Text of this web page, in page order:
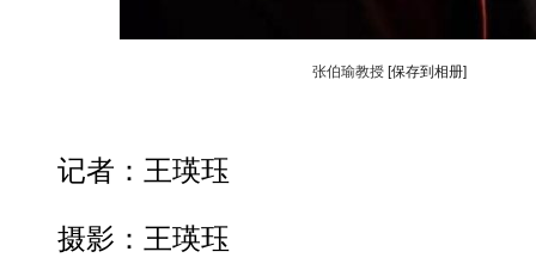
张伯瑜教授 [保存到相册]
记者：王瑛珏
摄影：王瑛珏